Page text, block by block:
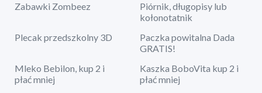
Zabawki Zombeez
Piórnik, długopisy lub
kołonotatnik
Plecak przedszkolny 3D
Paczka powitalna Dada
GRATIS!
Mleko Bebilon, kup 2 i
płać mniej
Kaszka BoboVita kup 2 i
płać mniej